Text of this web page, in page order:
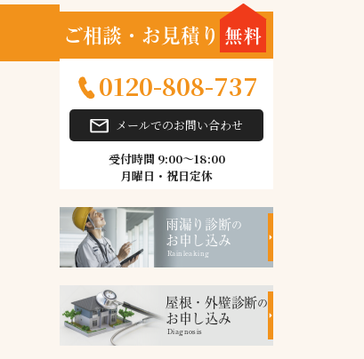
ご相談・お見積り 無料
0120-808-737
メールでのお問い合わせ
受付時間 9:00～18:00
月曜日・祝日定休
雨漏り診断の
お申し込み
Rainleaking
屋根・外壁診断の
お申し込み
Diagnosis